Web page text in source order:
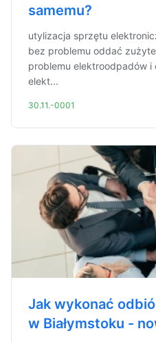
samemu?
utylizacja sprzętu
bez problemu oddać
problemu elektroodpadów
elekt...
30.11.-0001
Jak wykonać
w Białymstoku -